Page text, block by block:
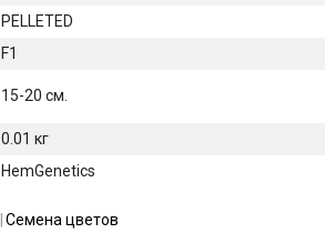
PELLETED
F1
15-20 см.
0.01 кг
HemGenetics
Семена цветов